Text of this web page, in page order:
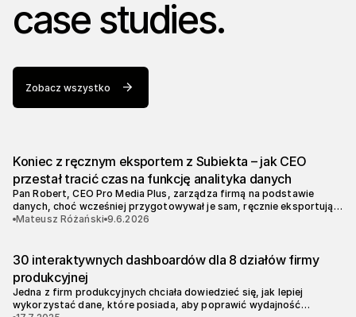
case studies.
Zobacz wszystko
Koniec z ręcznym eksportem z Subiekta – jak CEO
przestał tracić czas na funkcję analityka danych
Pan Robert, CEO Pro Media Plus, zarządza firmą na podstawie
danych, choć wcześniej przygotowywał je sam, ręcznie eksportując
zestawienia z Subiekta GT do Excela. Taki proces generował
Mateusz Różański 9.6.2026
30 interaktywnych dashboardów dla 8 działów firmy
produkcyjnej
Jedna z firm produkcyjnych chciała dowiedzieć się, jak lepiej
wykorzystać dane, które posiada, aby poprawić wydajność